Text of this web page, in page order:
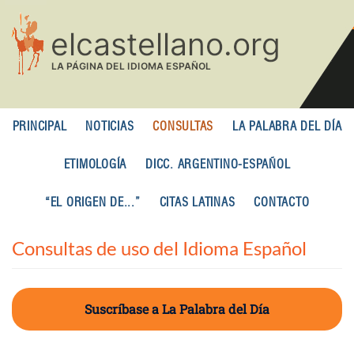
contenido
principal
PRINCIPAL NOTICIAS CONSULTAS LA PALABRA DEL DÍA
ETIMOLOGÍA DICC. ARGENTINO-ESPAÑOL
“EL ORIGEN DE...” CITAS LATINAS CONTACTO
Consultas de uso del Idioma Español
Suscríbase a La Palabra del Día